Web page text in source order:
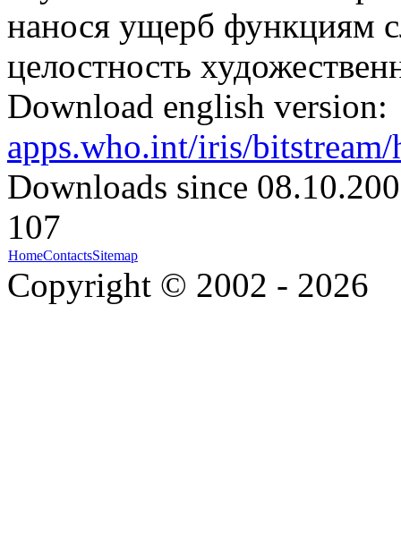
нанося ущерб функциям
целостность
Download english version:
apps.who.int/iris/
Downloads since
107
HomeContactsSitemap
Copyright © 2002 - 2026